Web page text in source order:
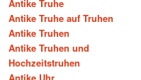
Antike Truhe
Antike Truhe auf Truhen
Antike Truhen
Antike Truhen und
Hochzeitstruhen